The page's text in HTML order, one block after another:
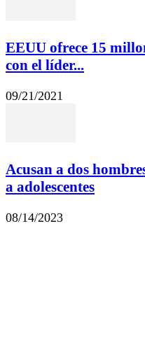
EEUU ofrece 15
con el líder...
09/21/2021
Acusan a dos
a adolescentes
08/14/2023